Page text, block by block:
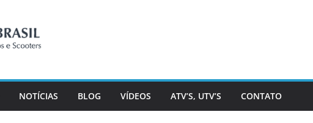
NOTÍCIAS BLOG VÍDEOS ATV’S, UTV’S CONTATO